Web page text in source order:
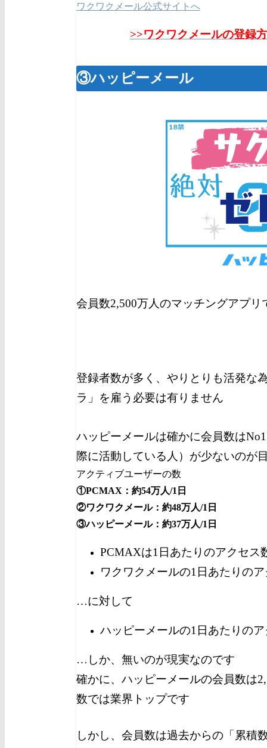
ワクワクメール公式サイトへ
>>ワクワクメールの登録
③ハッピーメール
会員数2,500万人のマッチングアプ
登録者数が多く、やりとりも活発な
ラ」を雇う必要は有りません
ハッピーメールは確かに会員数は
際に活動している人）が少ないのが
アクティブユーザーの数
①PCMAX：約54万人/1日
②ワクワクメール：約48万人/1日
③ハッピーメール：約37万人/1日
PCMAXは1日あたりのアクセス
ワクワクメールの1日あたりの
…に対して
ハッピーメールの1日あたりの
…しか、無いのが現実なのです
確かに、ハッピーメールの会員数は
数では業界トップです
しかし、会員数は過去からの「累積